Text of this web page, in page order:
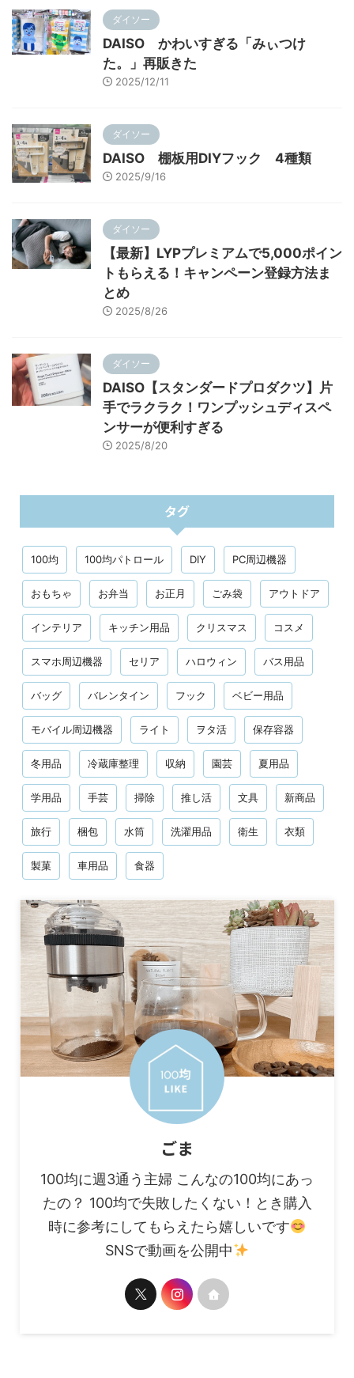
ダイソー
DAISO かわいすぎる「みぃつけ
た。」再販きた
2025/12/11
ダイソー
DAISO 棚板用DIYフック 4種類
2025/9/16
ダイソー
【最新】LYPプレミアムで5,000ポイン
トもらえる！キャンペーン登録方法ま
とめ
2025/8/26
ダイソー
DAISO【スタンダードプロダクツ】片
手でラクラク！ワンプッシュディスペ
ンサーが便利すぎる
2025/8/20
タグ
100均 100均パトロール DIY PC周辺機器
おもちゃ お弁当 お正月 ごみ袋 アウトドア
インテリア キッチン用品 クリスマス コスメ
スマホ周辺機器 セリア ハロウィン バス用品
バッグ バレンタイン フック ベビー用品
モバイル周辺機器 ライト ヲタ活 保存容器
冬用品 冷蔵庫整理 収納 園芸 夏用品
学用品 手芸 掃除 推し活 文具 新商品
旅行 梱包 水筒 洗濯用品 衛生 衣類
製菓 車用品 食器
ごま
100均に週3通う主婦 こんなの100均にあっ
たの？ 100均で失敗したくない！とき購入
時に参考にしてもらえたら嬉しいです
SNSで動画を公開中